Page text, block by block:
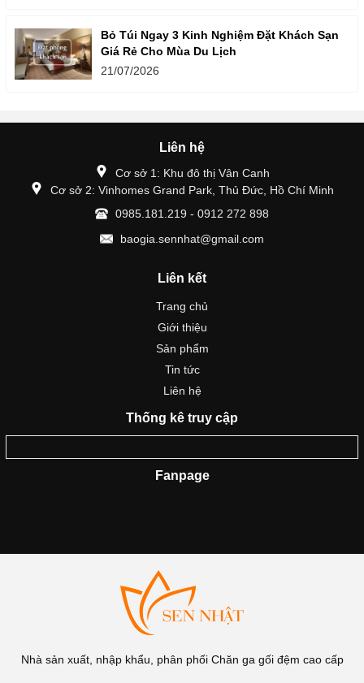
Bỏ Túi Ngay 3 Kinh Nghiệm Đặt Khách Sạn
Giá Rẻ Cho Mùa Du Lịch
21/07/2026
Liên hệ
Cơ sở 1: Khu đô thị Vân Canh
Cơ sở 2: Vinhomes Grand Park, Thủ Đức, Hồ Chí Minh
0985.181.219 - 0912 272 898
baogia.sennhat@gmail.com
Liên kết
Trang chủ
Giới thiệu
Sản phẩm
Tin tức
Liên hệ
Thống kê truy cập
Fanpage
Nhà sản xuất, nhập khẩu, phân phối Chăn ga gối đệm cao cấp